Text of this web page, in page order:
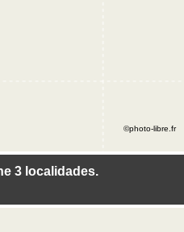
3 localidades.
©photo-libre.fr